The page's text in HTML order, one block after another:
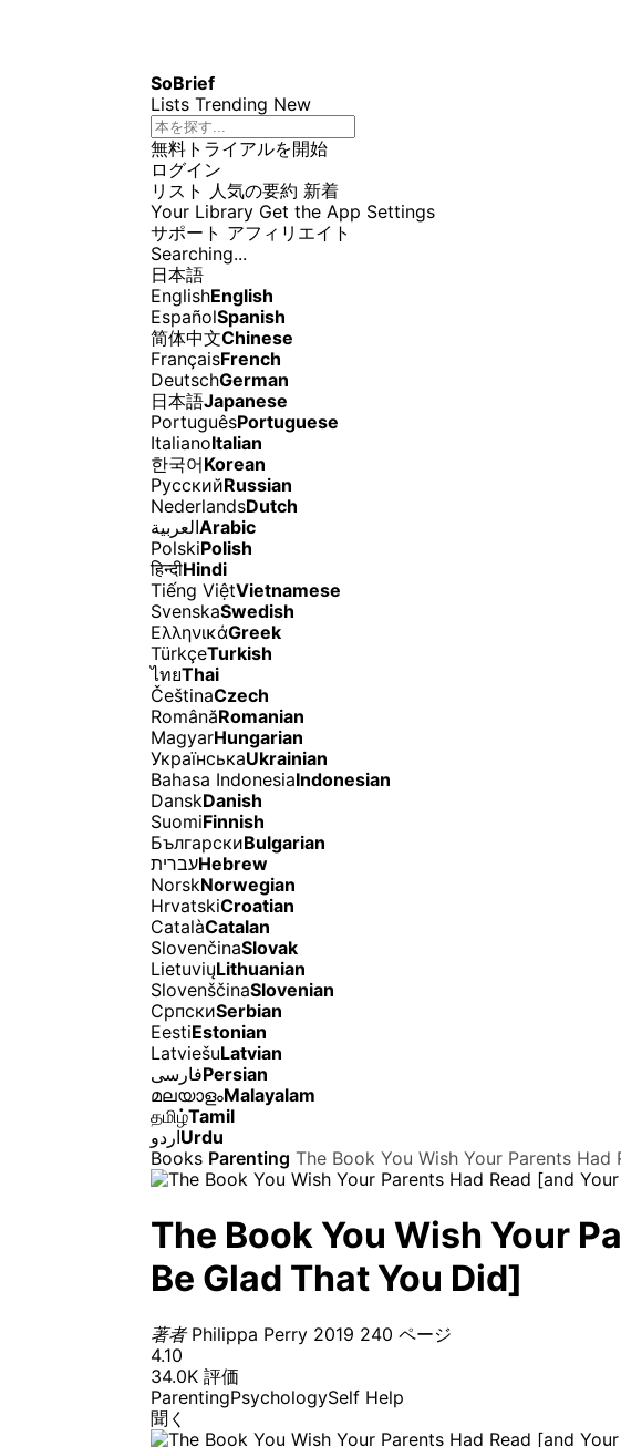
SoBrief
Lists Trending New
無料トライアルを開始
ログイン
リスト 人気の要約 新着
Your Library Get the App Settings
サポート アフィリエイト
Searching...
日本語
EnglishEnglish
EspañolSpanish
简体中文Chinese
FrançaisFrench
DeutschGerman
日本語Japanese
PortuguêsPortuguese
ItalianoItalian
한국어Korean
РусскийRussian
NederlandsDutch
العربيةArabic
PolskiPolish
हिन्दीHindi
Tiếng ViệtVietnamese
SvenskaSwedish
ΕλληνικάGreek
TürkçeTurkish
ไทยThai
ČeštinaCzech
RomânăRomanian
MagyarHungarian
УкраїнськаUkrainian
Bahasa IndonesiaIndonesian
DanskDanish
SuomiFinnish
БългарскиBulgarian
עבריתHebrew
NorskNorwegian
HrvatskiCroatian
CatalàCatalan
SlovenčinaSlovak
LietuviųLithuanian
SlovenščinaSlovenian
СрпскиSerbian
EestiEstonian
LatviešuLatvian
فارسیPersian
മലയാളംMalayalam
தமிழ்Tamil
اردوUrdu
Books Parenting The Book You Wish Your Parents
The Book You Wish Your
Be Glad That You Did]
著者 Philippa Perry 2019 240 ページ
4.10
34.0K 評価
ParentingPsychologySelf Help
聞く